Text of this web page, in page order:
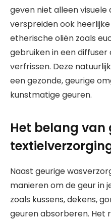
geven niet alleen
verspreiden ook
etherische oliën zoals
gebruiken in een diffuser
verfrissen. Deze
een gezonde, geurige
kunstmatige geuren.
Het belang van
Naast geurige
manieren om de geur in
zoals kussens, dekens,
geuren absorberen. Het